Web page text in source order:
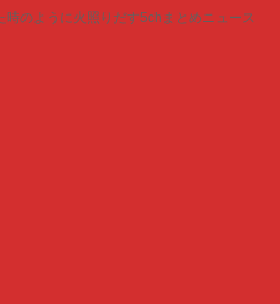
時のように火照りだす5chまとめニュース